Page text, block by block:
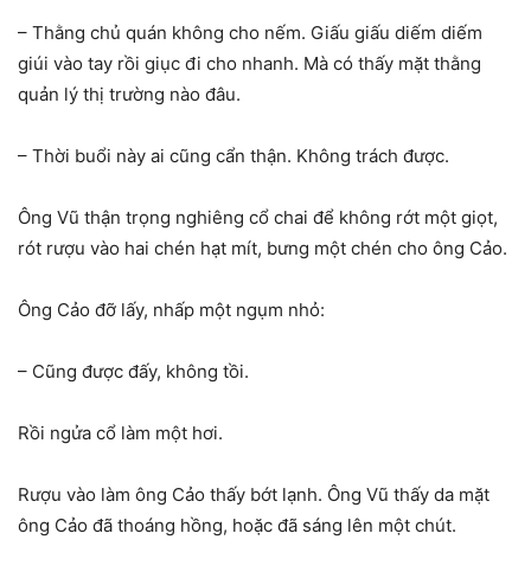
– Thằng chủ quán không cho nếm. Giấu giấu diếm diếm
giúi vào tay rồi giục đi cho nhanh. Mà có thấy mặt thằng
quản lý thị trường nào đâu.
– Thời buổi này ai cũng cẩn thận. Không trách được.
Ông Vũ thận trọng nghiêng cổ chai để không rớt một giọt,
rót rượu vào hai chén hạt mít, bưng một chén cho ông Cảo.
Ông Cảo đỡ lấy, nhấp một ngụm nhỏ:
– Cũng được đấy, không tồi.
Rồi ngửa cổ làm một hơi.
Rượu vào làm ông Cảo thấy bớt lạnh. Ông Vũ thấy da mặt
ông Cảo đã thoáng hồng, hoặc đã sáng lên một chút.